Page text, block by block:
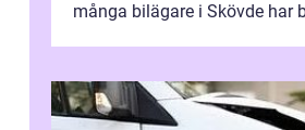
många bilägare i Skövde har